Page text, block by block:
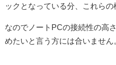
ックとなっている分、これらの
なのでノートPCの接続性の高
めたいと言う方には合いません